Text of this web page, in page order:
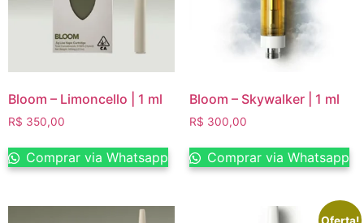
Bloom – Limoncello | 1 ml
R$ 350,00
Comprar via Whatsapp
Bloom – Skywalker | 1 ml
R$ 300,00
Comprar via Whatsapp